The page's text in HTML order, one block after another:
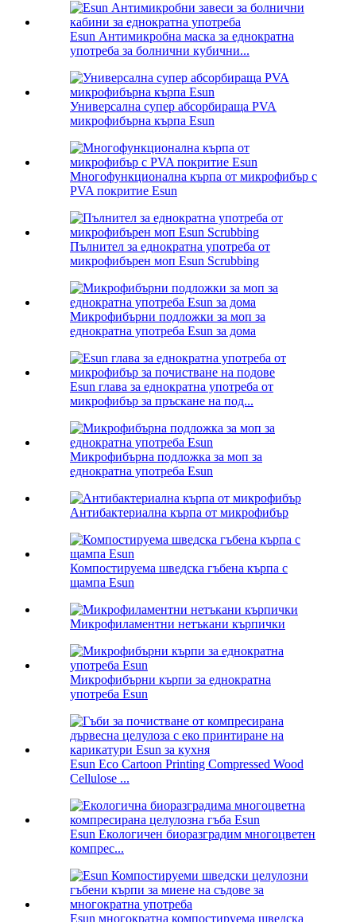
Esun Антимикробна маска за еднократна
употреба за болнични кубични...
Универсална супер абсорбираща PVA
микрофибърна кърпа Esun
Многофункционална кърпа от микрофибър с
PVA покритие Esun
Пълнител за еднократна употреба от
микрофибърен моп Esun Scrubbing
Микрофибърни подложки за моп за
еднократна употреба Esun за дома
Esun глава за еднократна употреба от
микрофибър за пръскане на под...
Микрофибърна подложка за моп за
еднократна употреба Esun
Антибактериална кърпа от микрофибър
Компостируема шведска гъбена кърпа с
щампа Esun
Микрофиламентни нетъкани кърпички
Микрофибърни кърпи за еднократна
употреба Esun
Esun Eco Cartoon Printing Compressed Wood
Cellulose ...
Esun Екологичен биоразградим многоцветен
компрес...
Esun многократна компостируема шведска